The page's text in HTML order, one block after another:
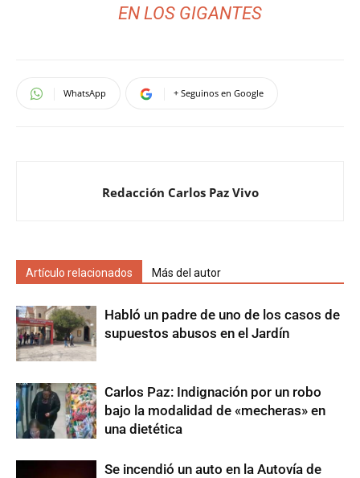
EN LOS GIGANTES
WhatsApp + Seguinos en Google
Redacción Carlos Paz Vivo
Artículo relacionados Más del autor
Habló un padre de uno de los casos de
supuestos abusos en el Jardín
Carlos Paz: Indignación por un robo
bajo la modalidad de «mecheras» en
una dietética
Se incendió un auto en la Autovía de